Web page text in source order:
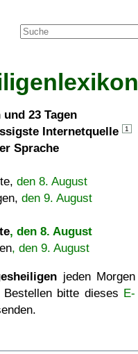
23 Tagen
Internetquelle
1
Sprache
den 8. August
den 9. August
, den 8. August
, den 9. August
jeden Morgen
bitte dieses E-